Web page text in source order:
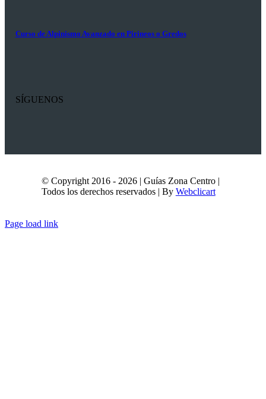
Curso de Alpinismo Avanzado en Pirineos o Gredos
SÍGUENOS
© Copyright 2016 - 2026 | Guías Zona Centro |
Todos los derechos reservados | By Webclicart
Page load link